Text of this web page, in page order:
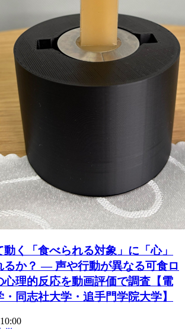
動く「食べられる対象」に「心」
るか？ ― 声や行動が異なる可食ロ
心理的反応を動画評価で調査【電
同志社大学・追手門学院大学】